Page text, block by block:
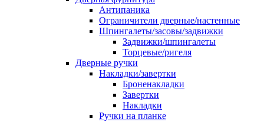
Антипаника
Ограничители дверные/настенные
Шпингалеты/засовы/задвижки
Задвижки/шпингалеты
Торцевые/ригеля
Дверные ручки
Накладки/завертки
Броненакладки
Завертки
Накладки
Ручки на планке